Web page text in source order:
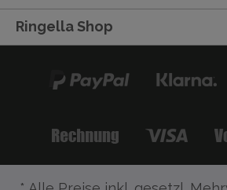
Ringella Shop